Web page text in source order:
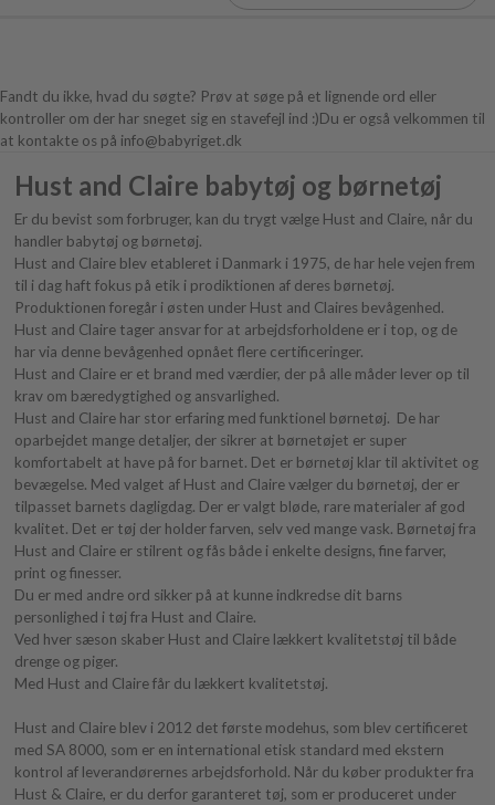
Fandt du ikke, hvad du søgte? Prøv at søge på et lignende ord eller
kontroller om der har sneget sig en stavefejl ind :)Du er også velkommen til
at kontakte os på info@babyriget.dk
Hust and Claire babytøj og børnetøj
Er du bevist som forbruger, kan du trygt vælge Hust and Claire, når du
handler babytøj og børnetøj.
Hust and Claire blev etableret i Danmark i 1975, de har hele vejen frem
til i dag haft fokus på etik i prodiktionen af deres børnetøj.
Produktionen foregår i østen under Hust and Claires bevågenhed.
Hust and Claire tager ansvar for at arbejdsforholdene er i top, og de
har via denne bevågenhed opnået flere certificeringer.
Hust and Claire er et brand med værdier, der på alle måder lever op til
krav om bæredygtighed og ansvarlighed.
Hust and Claire har stor erfaring med funktionel børnetøj. De har
oparbejdet mange detaljer, der sikrer at børnetøjet er super
komfortabelt at have på for barnet. Det er børnetøj klar til aktivitet og
bevægelse. Med valget af Hust and Claire vælger du børnetøj, der er
tilpasset barnets dagligdag. Der er valgt bløde, rare materialer af god
kvalitet. Det er tøj der holder farven, selv ved mange vask. Børnetøj fra
Hust and Claire er stilrent og fås både i enkelte designs, fine farver,
print og finesser.
Du er med andre ord sikker på at kunne indkredse dit barns
personlighed i tøj fra Hust and Claire.
Ved hver sæson skaber Hust and Claire lækkert kvalitetstøj til både
drenge og piger.
Med Hust and Claire får du lækkert kvalitetstøj.
Hust and Claire blev i 2012 det første modehus, som blev certificeret
med SA 8000, som er en international etisk standard med ekstern
kontrol af leverandørernes arbejdsforhold. Når du køber produkter fra
Hust & Claire, er du derfor garanteret tøj, som er produceret under